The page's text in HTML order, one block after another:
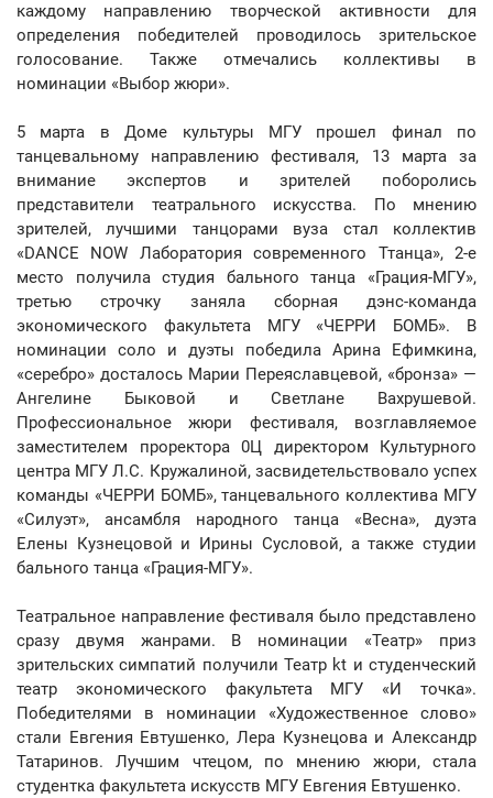
каждому направлению творческой активности для
определения победителей проводилось зрительское
голосование. Также отмечались коллективы в
номинации «Выбор жюри».
5 марта в Доме культуры МГУ прошел финал по
танцевальному направлению фестиваля, 13 марта за
внимание экспертов и зрителей поборолись
представители театрального искусства. По мнению
зрителей, лучшими танцорами вуза стал коллектив
«DANCE NOW Лаборатория современного Ттанца», 2-е
место получила студия бального танца «Грация-МГУ»,
третью строчку заняла сборная дэнс-команда
экономического факультета МГУ «ЧЕРРИ БОМБ». В
номинации соло и дуэты победила Арина Ефимкина,
«серебро» досталось Марии Переяславцевой, «бронза» —
Ангелине Быковой и Светлане Вахрушевой.
Профессиональное жюри фестиваля, возглавляемое
заместителем проректора 0Ц директором Культурного
центра МГУ Л.С. Кружалиной, засвидетельствовало успех
команды «ЧЕРРИ БОМБ», танцевального коллектива МГУ
«Силуэт», ансамбля народного танца «Весна», дуэта
Елены Кузнецовой и Ирины Сусловой, а также студии
бального танца «Грация-МГУ».
Театральное направление фестиваля было представлено
сразу двумя жанрами. В номинации «Театр» приз
зрительских симпатий получили Театр kt и студенческий
театр экономического факультета МГУ «И точка».
Победителями в номинации «Художественное слово»
стали Евгения Евтушенко, Лера Кузнецова и Александр
Татаринов. Лучшим чтецом, по мнению жюри, стала
студентка факультета искусств МГУ Евгения Евтушенко.